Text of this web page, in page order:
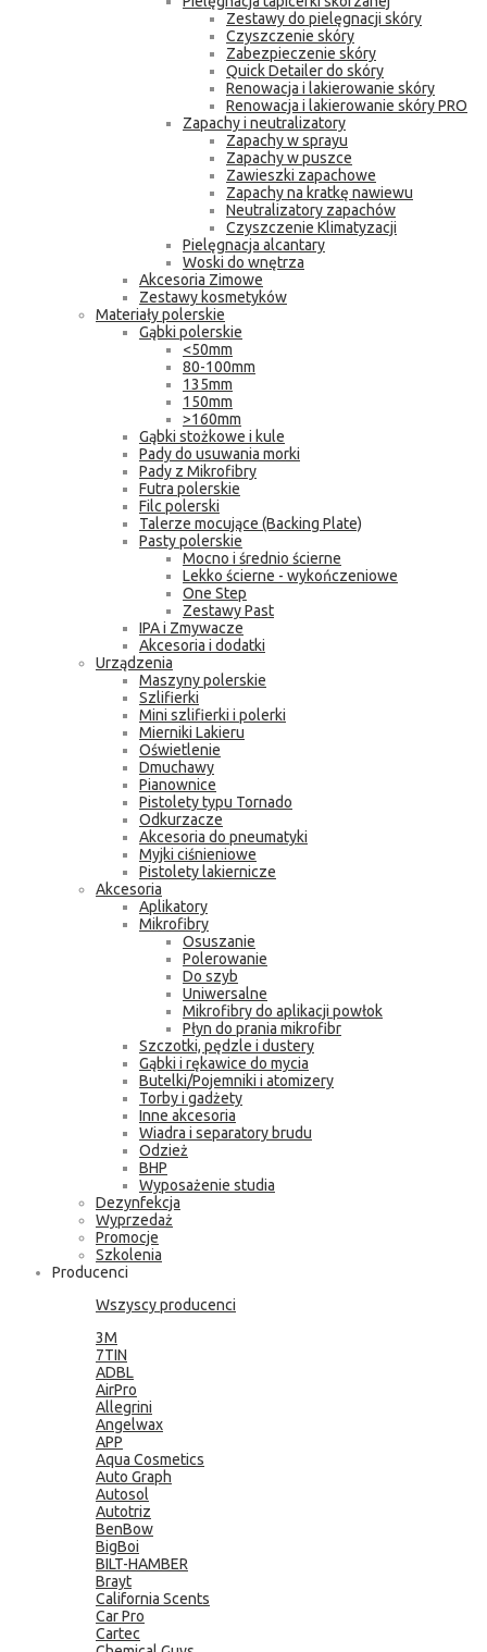
Zestawy do pielęgnacji skóry
Czyszczenie skóry
Zabezpieczenie skóry
Quick Detailer do skóry
Renowacja i lakierowanie skóry
Renowacja i lakierowanie skóry PRO
Zapachy i neutralizatory
Zapachy w sprayu
Zapachy w puszce
Zawieszki zapachowe
Zapachy na kratkę nawiewu
Neutralizatory zapachów
Czyszczenie Klimatyzacji
Pielęgnacja alcantary
Woski do wnętrza
Akcesoria Zimowe
Zestawy kosmetyków
Materiały polerskie
Gąbki polerskie
<50mm
80-100mm
135mm
150mm
>160mm
Gąbki stożkowe i kule
Pady do usuwania morki
Pady z Mikrofibry
Futra polerskie
Filc polerski
Talerze mocujące (Backing Plate)
Pasty polerskie
Mocno i średnio ścierne
Lekko ścierne - wykończeniowe
One Step
Zestawy Past
IPA i Zmywacze
Akcesoria i dodatki
Urządzenia
Maszyny polerskie
Szlifierki
Mini szlifierki i polerki
Mierniki Lakieru
Oświetlenie
Dmuchawy
Pianownice
Pistolety typu Tornado
Odkurzacze
Akcesoria do pneumatyki
Myjki ciśnieniowe
Pistolety lakiernicze
Akcesoria
Aplikatory
Mikrofibry
Osuszanie
Polerowanie
Do szyb
Uniwersalne
Mikrofibry do aplikacji powłok
Płyn do prania mikrofibr
Szczotki, pędzle i dustery
Gąbki i rękawice do mycia
Butelki/Pojemniki i atomizery
Torby i gadżety
Inne akcesoria
Wiadra i separatory brudu
Odzież
BHP
Wyposażenie studia
Dezynfekcja
Wyprzedaż
Promocje
Szkolenia
Producenci
Wszyscy producenci
3M
7TIN
ADBL
AirPro
Allegrini
Angelwax
APP
Aqua Cosmetics
Auto Graph
Autosol
Autotriz
BenBow
BigBoi
BILT-HAMBER
Brayt
California Scents
Car Pro
Cartec